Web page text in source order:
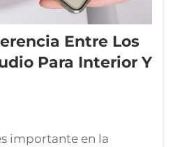
Entre Los
Para Interior Y
importante en la